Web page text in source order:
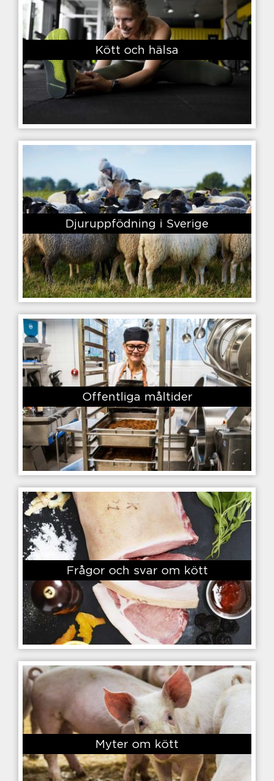
Kött och hälsa
Djuruppfödning i Sverige
Offentliga måltider
Frågor och svar om kött
Myter om kött